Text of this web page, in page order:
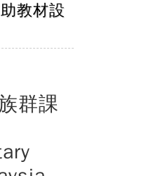
教材設
群課